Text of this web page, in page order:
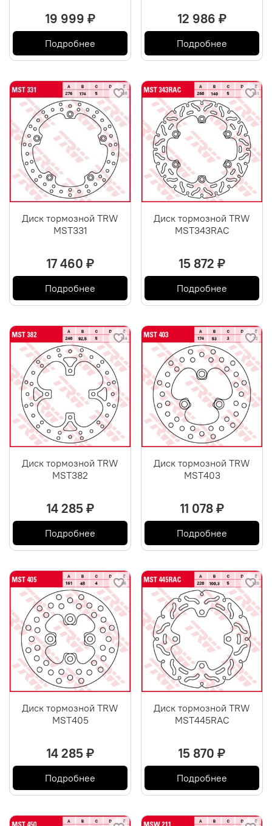
19 999 ₽
Подробнее
12 986 ₽
Подробнее
Диск тормозной TRW
MST331
17 460 ₽
Подробнее
Диск тормозной TRW
MST343RAC
15 872 ₽
Подробнее
Диск тормозной TRW
MST382
14 285 ₽
Подробнее
Диск тормозной TRW
MST403
11 078 ₽
Подробнее
Диск тормозной TRW
MST405
14 285 ₽
Подробнее
Диск тормозной TRW
MST445RAC
15 870 ₽
Подробнее